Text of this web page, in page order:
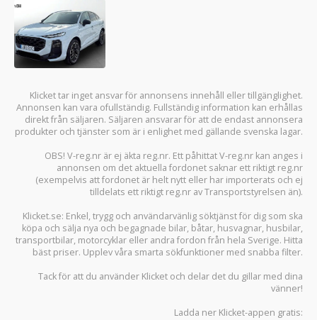
Klicket tar inget ansvar för annonsens innehåll eller tillgänglighet.
Annonsen kan vara ofullständig. Fullständig information kan erhållas
direkt från säljaren. Säljaren ansvarar för att de endast annonsera
produkter och tjänster som är i enlighet med gällande svenska lagar.
OBS! V-reg.nr är ej äkta reg.nr. Ett påhittat V-reg.nr kan anges i
annonsen om det aktuella fordonet saknar ett riktigt reg.nr
(exempelvis att fordonet är helt nytt eller har importerats och ej
tilldelats ett riktigt reg.nr av Transportstyrelsen än).
Klicket.se: Enkel, trygg och användarvänlig söktjänst för dig som ska
köpa och sälja nya och begagnade bilar, båtar, husvagnar, husbilar,
transportbilar, motorcyklar eller andra fordon från hela Sverige. Hitta
bäst priser. Upplev våra smarta sökfunktioner med snabba filter.
Tack för att du använder Klicket och delar det du gillar med dina
vänner!
Ladda ner Klicket-appen gratis: